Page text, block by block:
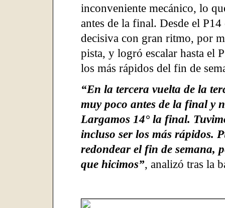
inconveniente mecánico, lo
antes de la final. Desde el
decisiva con gran ritmo, por
pista, y logró escalar hasta el
los más rápidos del fin de
“En la tercera vuelta de la
muy poco antes de la final y
Largamos 14° la final.
incluso ser los más rápidos.
redondear el fin de semana,
que hicimos”, analizó tras la